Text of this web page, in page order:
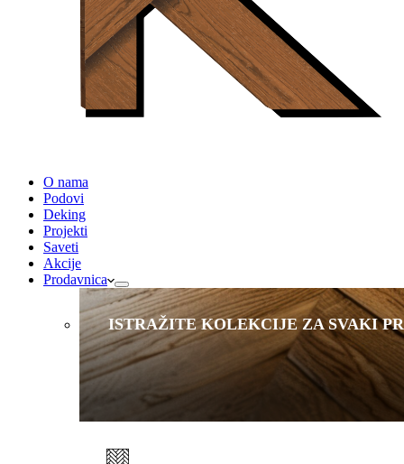
O nama
Podovi
Deking
Projekti
Saveti
Akcije
Prodavnica
ISTRAŽITE KOLEKCIJE ZA SVAKI